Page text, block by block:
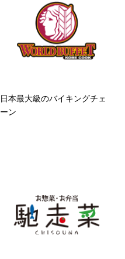
日本最大級のバイキングチェ
ーン